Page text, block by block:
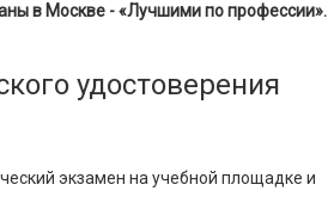
в Москве - «Лучшими по профессии».
удостоверения
экзамен на учебной площадке и